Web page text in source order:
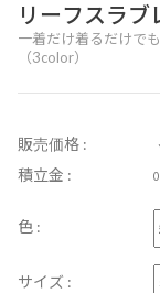
リーフスラブ
一着だけ着るだけで
（3color）
販売価格 :
積立金 :
色 :
サイズ :